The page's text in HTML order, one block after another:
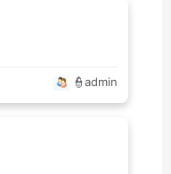
👮admin